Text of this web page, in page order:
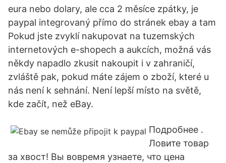
eura nebo dolary, ale cca 2 měsíce zpátky, je
paypal integrovaný přímo do stránek ebay a tam
Pokud jste zvyklí nakupovat na tuzemských
internetových e-shopech a aukcích, možná vás
někdy napadlo zkusit nakoupit i v zahraničí,
zvláště pak, pokud máte zájem o zboží, které u
nás není k sehnání. Není lepší místo na světě,
kde začít, než eBay.
Подробнее .
Ловите товар
за хвост! Вы вовремя узнаете, что цена